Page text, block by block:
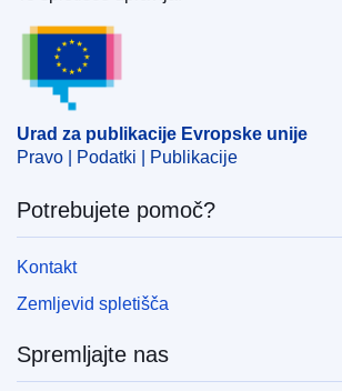
Urad za publikacije Evropske unije
Urad za publikacije Evropske unije
Pravo | Podatki | Publikacije
Potrebujete pomoč?
Kontakt
Zemljevid spletišča
Spremljajte nas